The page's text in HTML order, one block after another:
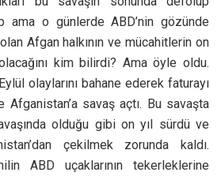
ama o günlerde ABD’nin gözünde
Afgan halkının ve mücahitlerin on
kim bilirdi? Ama öyle oldu.
olaylarını bahane ederek faturayı
Afganistan’a savaş açtı. Bu savaşta
olduğu gibi on yıl sürdü ve
çekilmek zorunda kaldı.
ABD uçaklarının tekerleklerine